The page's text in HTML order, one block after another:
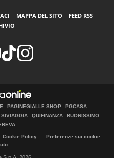
MAPPA DEL SITO
FEED RSS
PAGINEGIALLE SHOP
PGCASA
SIVIAGGIA QUIFINANZA
BUONISSIMO
Cookie Policy
Preferenze sui cookie